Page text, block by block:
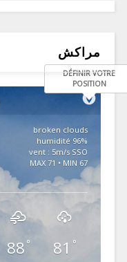
مراكش
DÉFINIR VOTRE
POSITION
broken clouds
96% humidité
vent : 5m/s SSO
MAX 71 • MIN 67
88 ° 81 °